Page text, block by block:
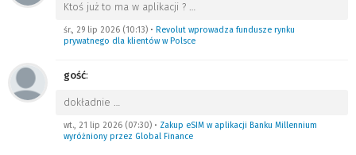
Ktoś już to ma w aplikacji ? …
śr., 29 lip 2026 (10:13) • Revolut wprowadza fundusze rynku
prywatnego dla klientów w Polsce
gość:
dokładnie …
wt., 21 lip 2026 (07:30) • Zakup eSIM w aplikacji Banku Millennium
wyróżniony przez Global Finance